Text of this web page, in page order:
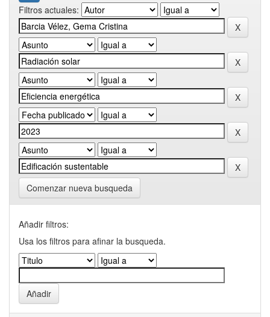
Filtros actuales:
Comenzar nueva busqueda
Añadir filtros:
Usa los filtros para afinar la busqueda.